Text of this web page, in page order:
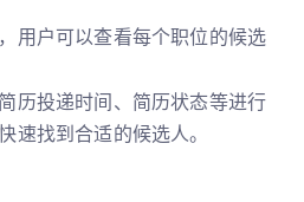
用户可以查看每个职位的候选
历投递时间、简历状态等进行
速找到合适的候选人。